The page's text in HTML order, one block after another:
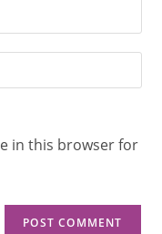
in this browser for